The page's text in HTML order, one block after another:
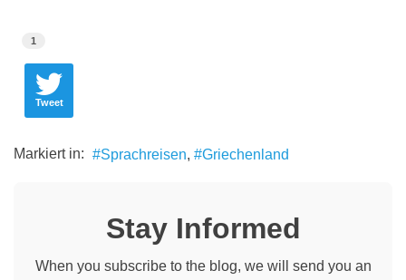
1
Tweet
Markiert in: Sprachreisen Griechenland
Stay Informed
When you subscribe to the blog, we will send you an